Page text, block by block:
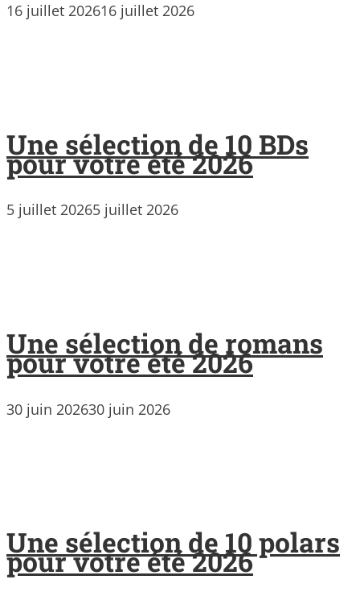
16 juillet 202616 juillet 2026
Une sélection de 10 BDs
pour votre été 2026
5 juillet 20265 juillet 2026
Une sélection de romans
pour votre été 2026
30 juin 202630 juin 2026
Une sélection de 10 polars
pour votre été 2026